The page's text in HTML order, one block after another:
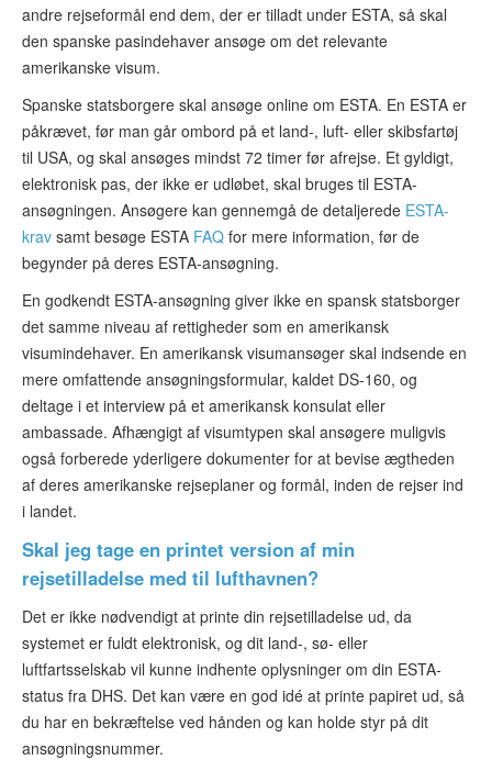
andre rejseformål end dem, der er tilladt under ESTA, så skal
den spanske pasindehaver ansøge om det relevante
amerikanske visum.
Spanske statsborgere skal ansøge online om ESTA. En ESTA er
påkrævet, før man går ombord på et land-, luft- eller skibsfartøj
til USA, og skal ansøges mindst 72 timer før afrejse. Et gyldigt,
elektronisk pas, der ikke er udløbet, skal bruges til ESTA-
ansøgningen. Ansøgere kan gennemgå de detaljerede ESTA-
krav samt besøge ESTA FAQ for mere information, før de
begynder på deres ESTA-ansøgning.
En godkendt ESTA-ansøgning giver ikke en spansk statsborger
det samme niveau af rettigheder som en amerikansk
visumindehaver. En amerikansk visumansøger skal indsende en
mere omfattende ansøgningsformular, kaldet DS-160, og
deltage i et interview på et amerikansk konsulat eller
ambassade. Afhængigt af visumtypen skal ansøgere muligvis
også forberede yderligere dokumenter for at bevise ægtheden
af deres amerikanske rejseplaner og formål, inden de rejser ind
i landet.
Skal jeg tage en printet version af min
rejsetilladelse med til lufthavnen?
Det er ikke nødvendigt at printe din rejsetilladelse ud, da
systemet er fuldt elektronisk, og dit land-, sø- eller
luftfartsselskab vil kunne indhente oplysninger om din ESTA-
status fra DHS. Det kan være en god idé at printe papiret ud, så
du har en bekræftelse ved hånden og kan holde styr på dit
ansøgningsnummer.